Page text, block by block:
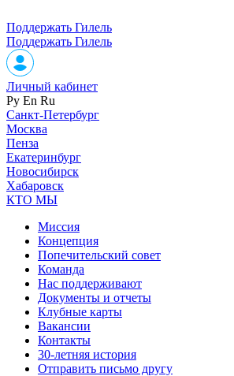
Поддержать Гилель
Поддержать Гилель
Личный кабинет
Ру En Ru
Санкт-Петербург
Москва
Пенза
Екатеринбург
Новосибирск
Хабаровск
КТО МЫ
Миссия
Концепция
Попечительский совет
Команда
Нас поддерживают
Документы и отчеты
Клубные карты
Вакансии
Контакты
30-летняя история
Отправить письмо другу